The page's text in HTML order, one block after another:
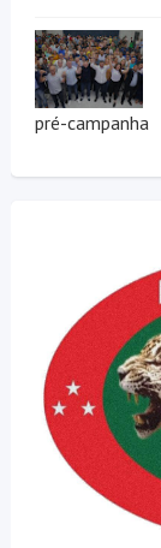
pré-campanha